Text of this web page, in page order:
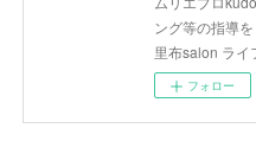
ング等の指導
里布salon ライ
フォロー